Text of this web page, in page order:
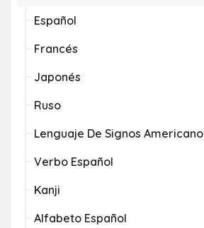
Español
Francés
Japonés
Ruso
Lenguaje De Signos Americano
Verbo Español
Kanji
Alfabeto Español